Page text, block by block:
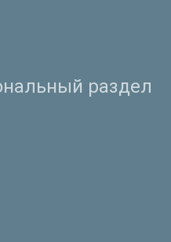
раздел